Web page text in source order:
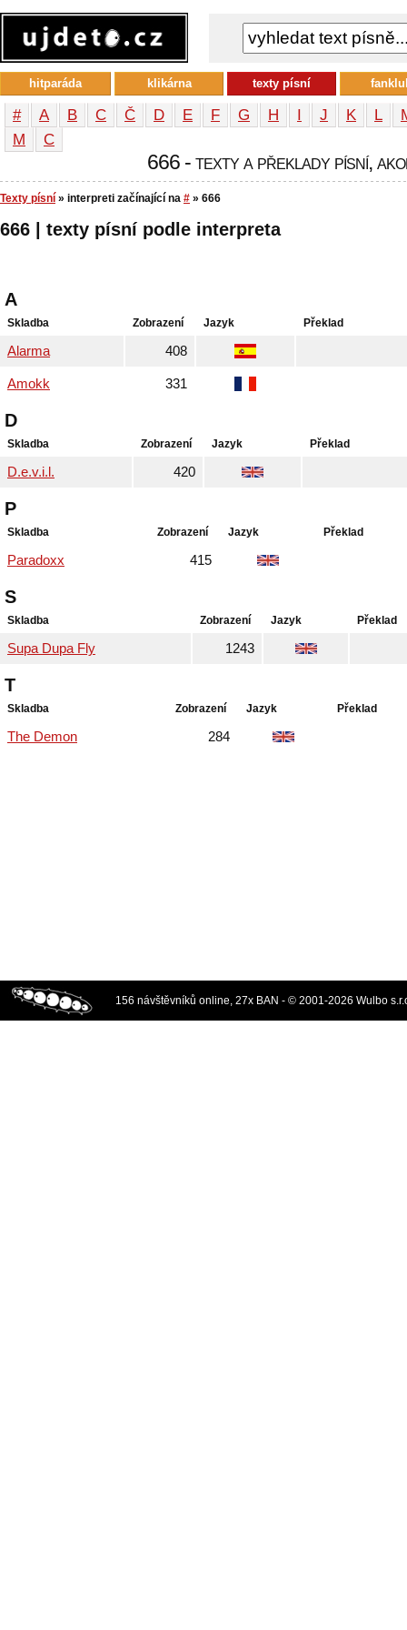
# A B C Č D E F G H I J K L
М
С
666 - texty a překlady písní,
Texty písní » interpreti začínající na # » 666
666 | texty písní podle interpreta
A
Skladba Zobrazení Jazyk Překlad
Alarma 408
Amokk 331
D
Skladba Zobrazení Jazyk Překlad
D.e.v.i.l. 420
P
Skladba Zobrazení Jazyk Překlad
Paradoxx 415
S
Skladba Zobrazení Jazyk Překlad
Supa Dupa Fly 1243
T
Skladba Zobrazení Jazyk Překlad
The Demon 284
hitparáda klikárna texty písní
156 návštěvníků online, 27x BAN - © 2001-2026 Wulbo